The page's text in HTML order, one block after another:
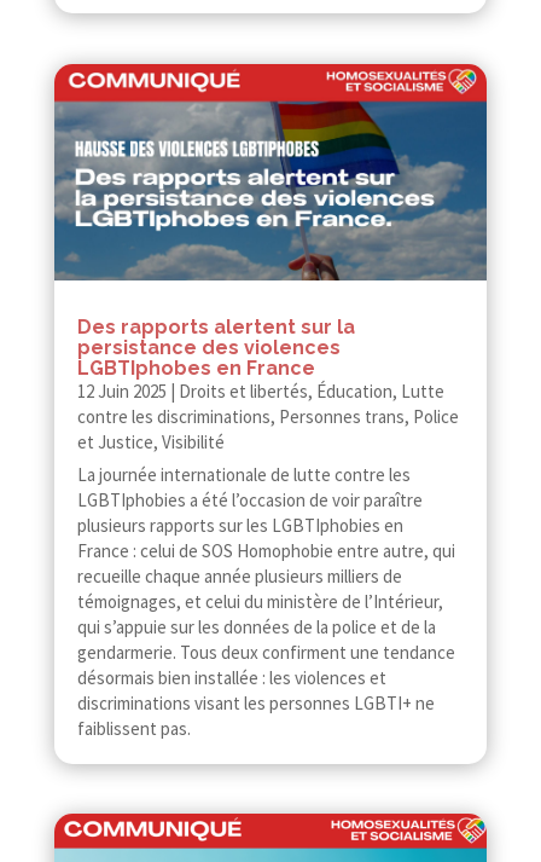
Des rapports alertent sur la
persistance des violences
LGBTIphobes en France
12 Juin 2025 | Droits et libertés, Éducation, Lutte
contre les discriminations, Personnes trans, Police
et Justice, Visibilité
La journée internationale de lutte contre les
LGBTIphobies a été l’occasion de voir paraître
plusieurs rapports sur les LGBTIphobies en
France : celui de SOS Homophobie entre autre, qui
recueille chaque année plusieurs milliers de
témoignages, et celui du ministère de l’Intérieur,
qui s’appuie sur les données de la police et de la
gendarmerie. Tous deux confirment une tendance
désormais bien installée : les violences et
discriminations visant les personnes LGBTI+ ne
faiblissent pas.